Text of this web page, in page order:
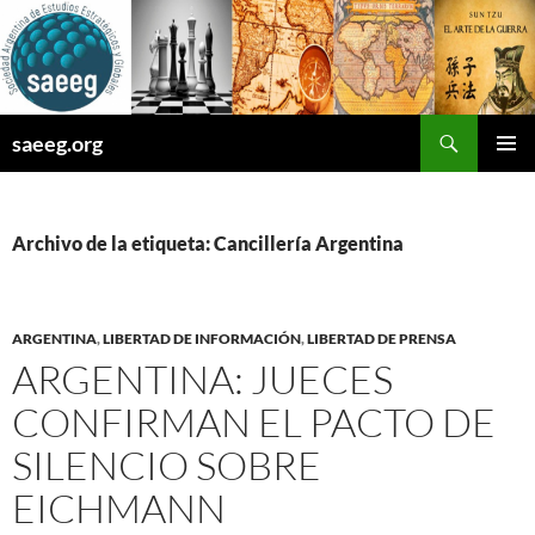
Saltar
al
contenido
saeeg.org
Archivo de la etiqueta: Cancillería Argentina
ARGENTINA,LIBERTAD DE INFORMACIÓN,LIBERTAD DE PRENSA
ARGENTINA: JUECES
CONFIRMAN EL PACTO DE
SILENCIO SOBRE
EICHMANN